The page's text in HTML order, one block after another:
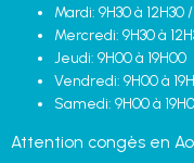
Mardi: 9H30 à 12H30
Mercredi: 9H30 à
Jeudi: 9H00 à 19H00
Vendredi: 9H00 à
Samedi: 9H00 à
Attention congès en